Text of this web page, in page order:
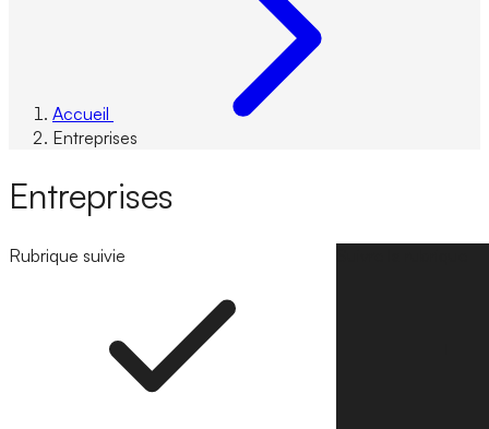
Accueil
Entreprises
Entreprises
Rubrique suivie